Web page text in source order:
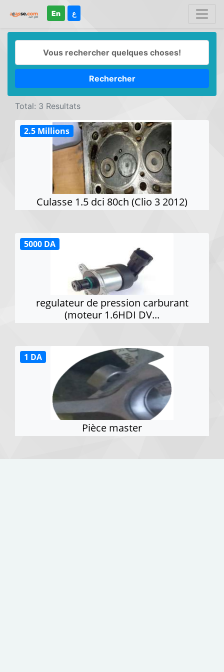
En ع
Rechercher
Total: 3 Resultats
Culasse 1.5 dci 80ch (Clio 3 2012)
2.5 Millions
regulateur de pression carburant
(moteur 1.6HDI DV...
5000 DA
Pièce master
1 DA